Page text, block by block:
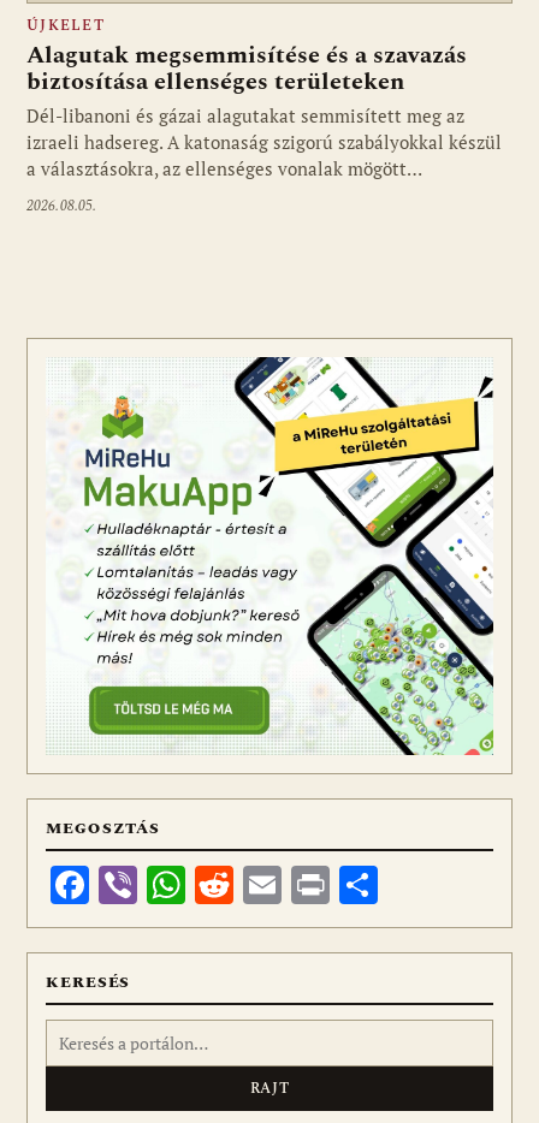
ÚJKELET
Alagutak megsemmisítése és a szavazás
biztosítása ellenséges területeken
Dél-libanoni és gázai alagutakat semmisített meg az
izraeli hadsereg. A katonaság szigorú szabályokkal készül
a választásokra, az ellenséges vonalak mögött…
2026.08.05.
MEGOSZTÁS
Facebook
ViberWhatsApp
Reddit
Email
Print
meg
KERESÉS
Keresés: